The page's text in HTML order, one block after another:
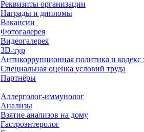
Реквизиты организации
Награды и дипломы
Вакансии
Фотогалерея
Видеогалерея
3D-тур
Антикоррупционная политика и кодекс
Специальная оценка условий труда
Партнёры
Аллерголог-иммунолог
Анализы
Взятие анализов на дому
Гастроэнтеролог